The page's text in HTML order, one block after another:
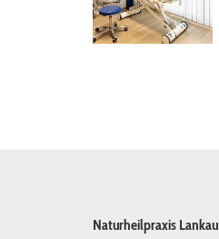
Naturheilpraxis Lankau